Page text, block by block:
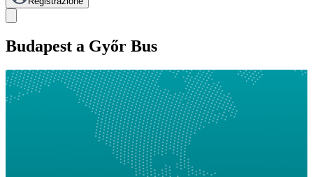
Budapest a Győr Bus